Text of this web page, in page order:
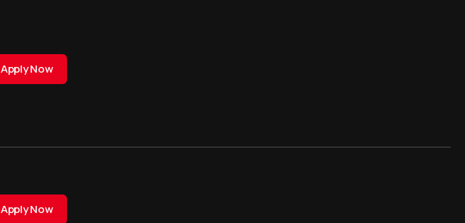
Apply Now
Apply Now